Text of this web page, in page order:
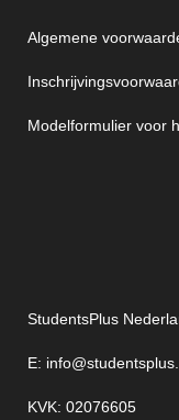
Algemene
Modelformulier voor
StudentsPlus
E:
KVK: 02076605